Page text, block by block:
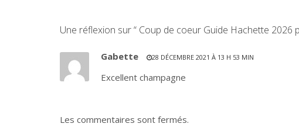
Une réflexion sur “ Coup de coeur Guide Hachette 2026
Gabette 28 DÉCEMBRE 2021 À 13 H 53 MIN
Excellent champagne
Les commentaires sont fermés.